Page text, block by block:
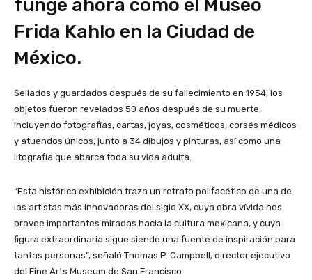
funge ahora como el Museo
Frida Kahlo en la Ciudad de
México.
Sellados y guardados después de su fallecimiento en 1954, los
objetos fueron revelados 50 años después de su muerte,
incluyendo fotografías, cartas, joyas, cosméticos, corsés médicos
y atuendos únicos, junto a 34 dibujos y pinturas, así como una
litografía que abarca toda su vida adulta.
“Esta histórica exhibición traza un retrato polifacético de una de
las artistas más innovadoras del siglo XX, cuya obra vívida nos
provee importantes miradas hacia la cultura mexicana, y cuya
figura extraordinaria sigue siendo una fuente de inspiración para
tantas personas”, señaló Thomas P. Campbell, director ejecutivo
del Fine Arts Museum de San Francisco.